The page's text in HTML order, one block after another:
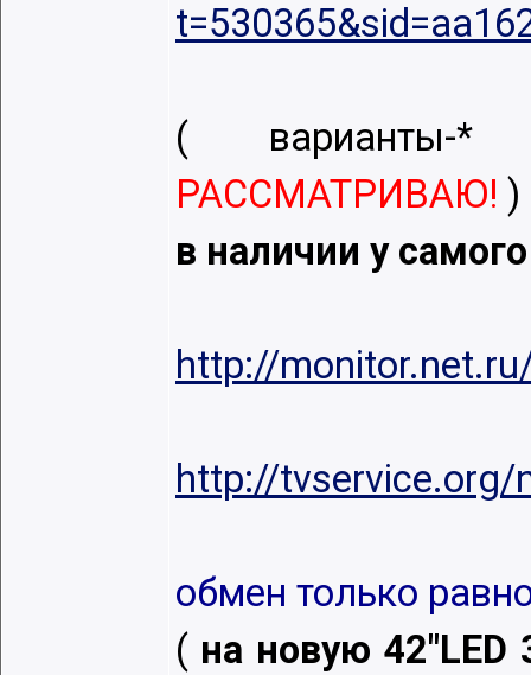
( варианты-*
РАССМАТРИВАЮ! )
в наличии у
http://
http://tvservice.org/
обмeн только
( на новую 42"LED